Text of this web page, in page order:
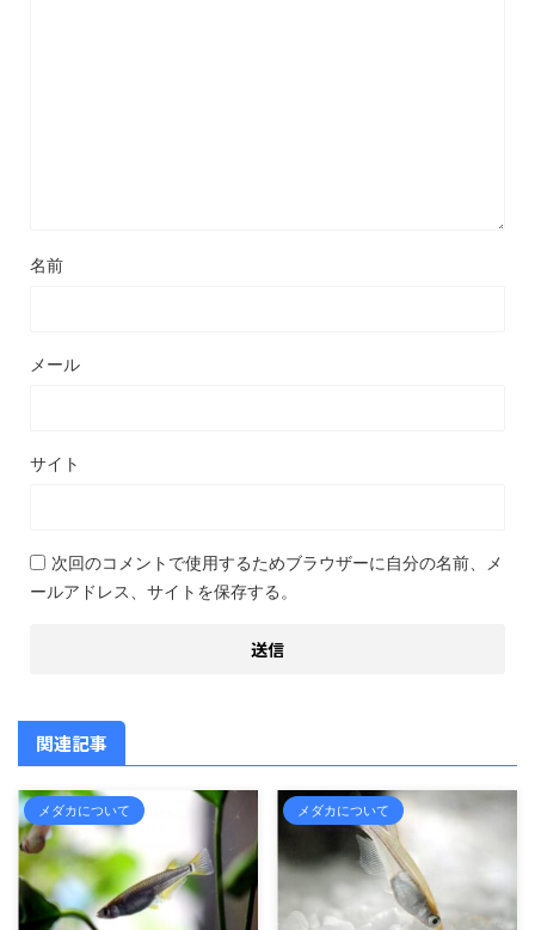
名前
メール
サイト
次回のコメントで使用するためブラウザーに自分の名前、メ
ールアドレス、サイトを保存する。
関連記事
メダカについて メダカについて